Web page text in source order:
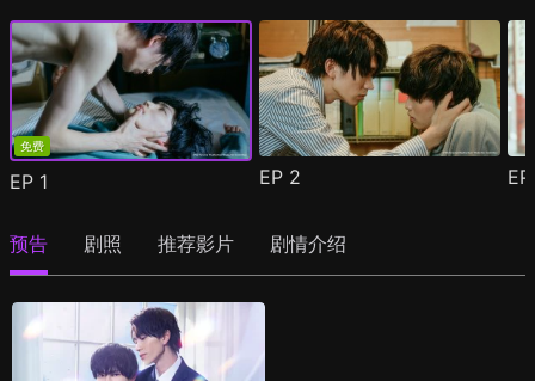
免费
EP 1 EP 2
预告 剧照 推荐影片 剧情介绍